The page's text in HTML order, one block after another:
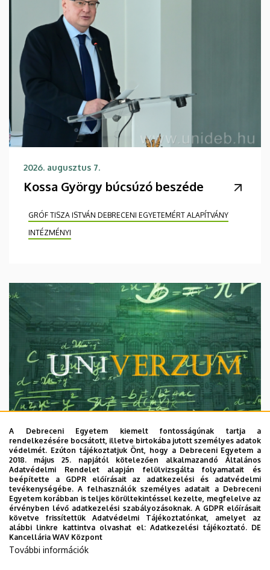
2026. augusztus 7.
Kossa György búcsúzó beszéde
GRÓF TISZA ISTVÁN DEBRECENI EGYETEMÉRT ALAPÍTVÁNY
INTÉZMÉNYI
2026. augusztus 7.
Univerzum: A Debreceni Egyetem
titkos receptjei
KUTATÁS TUDOMÁNY
A Debreceni Egyetem kiemelt fontosságúnak tartja a
rendelkezésére bocsátott, illetve birtokába jutott személyes adatok
védelmét. Ezúton tájékoztatjuk Önt, hogy a Debreceni Egyetem a
2018. május 25. napjától kötelezően alkalmazandó Általános
Adatvédelmi Rendelet alapján felülvizsgálta folyamatait és
beépítette a GDPR előírásait az adatkezelési és adatvédelmi
tevékenységébe. A felhasználók személyes adatait a Debreceni
Egyetem korábban is teljes körültekintéssel kezelte, megfelelve az
érvényben lévő adatkezelési szabályozásoknak. A GDPR előírásait
követve frissítettük Adatvédelmi Tájékoztatónkat, amelyet az
alábbi linkre kattintva olvashat el:Adatkezelési tájékoztató. DE
Kancellária WAV Központ
További információk